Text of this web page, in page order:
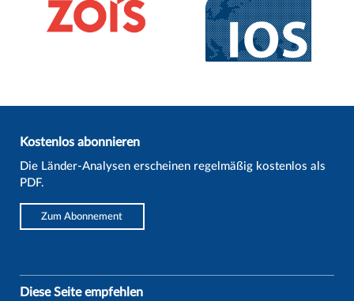
Kostenlos abonnieren
Die Länder-Analysen erscheinen regelmäßig kostenlos als
PDF.
Zum Abonnement
Diese Seite empfehlen